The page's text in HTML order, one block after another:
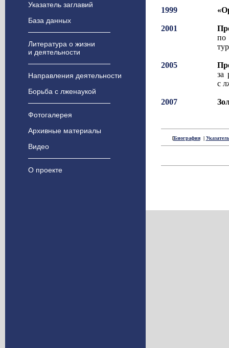
Указатель заглавий
База данных
Литература о жизни
и деятельности
Направления деятельности
Борьба с лженаукой
Фотогалерея
Архивные материалы
Видео
О проекте
1999
2001
по
2005
за
с
2007
[Биография|